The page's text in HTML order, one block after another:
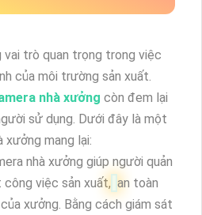
vai trò quan trọng trong việc
của môi trường sản xuất.
nhà xưởng còn đem lại
sử dụng. Dưới đây là một
xưởng mang lại:
nhà xưởng giúp người quản
công việc sản xuất, an toàn
xưởng. Bằng cách giám sát